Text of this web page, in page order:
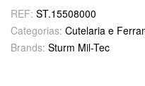
REF: ST.15508000
Categorias: Cutelaria e
Brands: Sturm Mil-Tec